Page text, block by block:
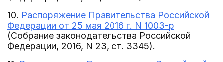
10. Распоряжение Правительства Российской
Федерации от 25 мая 2016 г. N 1003-р
(Собрание законодательства Российской
Федерации, 2016, N 23, ст. 3345).